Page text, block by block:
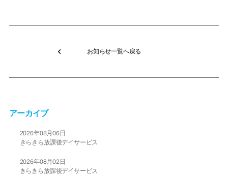
お知らせ一覧へ戻る
アーカイブ
2026年08月06日
きらきら放課後デイサービス
2026年08月02日
きらきら放課後デイサービス